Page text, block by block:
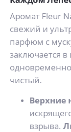
Аромат Fleur
свежий и
парфюм с
заключается
чистый.
Верхние
взрыва.